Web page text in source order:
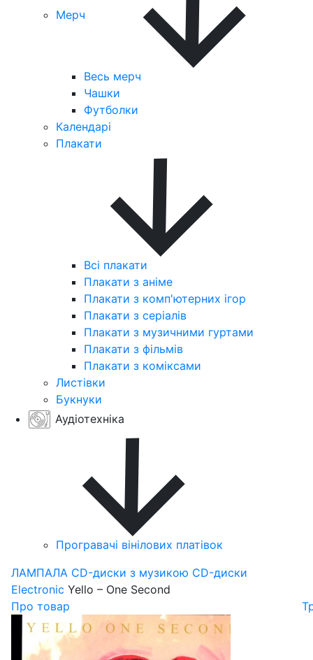
Мерч
Весь мерч
Чашки
Футболки
Календарі
Плакати
Всі плакати
Плакати з аніме
Плакати з комп'ютерних ігор
Плакати з серіалів
Плакати з музичними гуртами
Плакати з фільмів
Плакати з коміксами
Листівки
Букнуки
Аудіотехніка
Програвачі вінілових платівок
ЛАМПАЛА CD-диски з музикою CD-диски
Electronic Yello – One Second
Про товар